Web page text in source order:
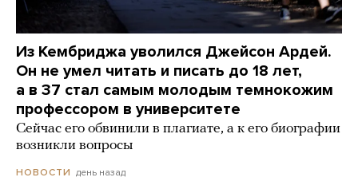
Из Кембриджа уволился Джейсон Ардей.
Он не умел читать и писать до 18 лет,
а в 37 стал самым молодым темнокожим
профессором в университете
Сейчас его обвинили в плагиате, а к его биографии
возникли вопросы
НОВОСТИ день назад